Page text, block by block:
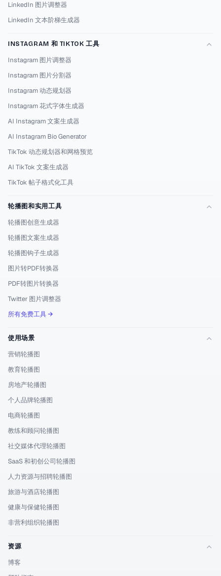
LinkedIn 图片调整器
LinkedIn 文本阶梯生成器
INSTAGRAM 和 TIKTOK 工具
Instagram 图片调整器
Instagram 图片分割器
Instagram 动态规划器
Instagram 花式字体生成器
AI Instagram 文案生成器
AI Instagram Bio Generator
TikTok 动态规划器和网格预览
AI TikTok 文案生成器
TikTok 帖子格式化工具
轮播图和实用工具
轮播图创意生成器
轮播图文案生成器
轮播图钩子生成器
图片转PDF转换器
PDF转图片转换器
Twitter 图片调整器
所有免费工具 →
使用场景
营销轮播图
教育轮播图
房地产轮播图
个人品牌轮播图
电商轮播图
教练和顾问轮播图
社交媒体代理轮播图
SaaS 和初创公司轮播图
人力资源与招聘轮播图
旅游与酒店轮播图
健康与保健轮播图
非营利组织轮播图
资源
博客